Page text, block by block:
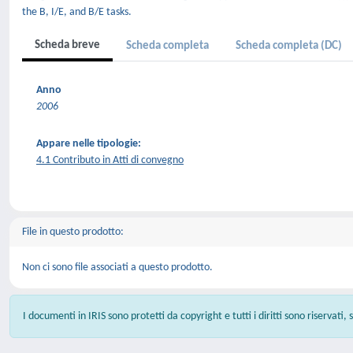
the B, I/E, and B/E tasks.
Scheda breve Scheda completa Scheda completa (DC)
Anno
2006
Appare nelle tipologie:
4.1 Contributo in Atti di convegno
File in questo prodotto:
Non ci sono file associati a questo prodotto.
I documenti in IRIS sono protetti da copyright e tutti i diritti sono riservati,